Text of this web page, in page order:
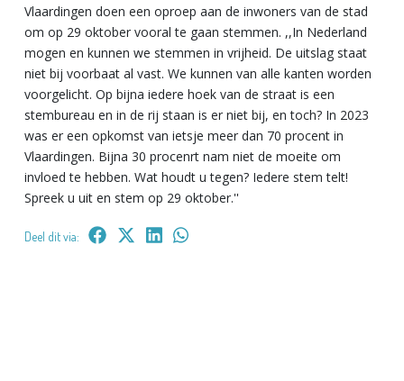
Vlaardingen doen een oproep aan de inwoners van de stad
om op 29 oktober vooral te gaan stemmen. ,,In Nederland
mogen en kunnen we stemmen in vrijheid. De uitslag staat
niet bij voorbaat al vast. We kunnen van alle kanten worden
voorgelicht. Op bijna iedere hoek van de straat is een
stembureau en in de rij staan is er niet bij, en toch? In 2023
was er een opkomst van ietsje meer dan 70 procent in
Vlaardingen. Bijna 30 procenrt nam niet de moeite om
invloed te hebben. Wat houdt u tegen? Iedere stem telt!
Spreek u uit en stem op 29 oktober.''
Deel dit via: